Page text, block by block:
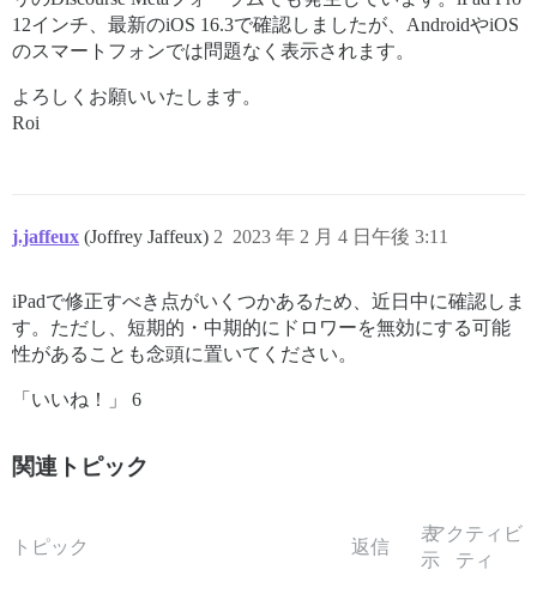
12インチ、最新のiOS 16.3で確認しましたが、AndroidやiOS
のスマートフォンでは問題なく表示されます。
よろしくお願いいたします。
Roi
j.jaffeux (Joffrey Jaffeux) 2023 年 2 月 4 日午後 3:11
2
iPadで修正すべき点がいくつかあるため、近日中に確認しま
す。ただし、短期的・中期的にドロワーを無効にする可能
性があることも念頭に置いてください。
「いいね！」 6
関連トピック
トピック 返信
表
示
アクティビ
ティ